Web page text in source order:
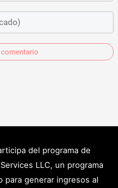
comentario
del programa de
LLC, un programa
para generar ingresos al